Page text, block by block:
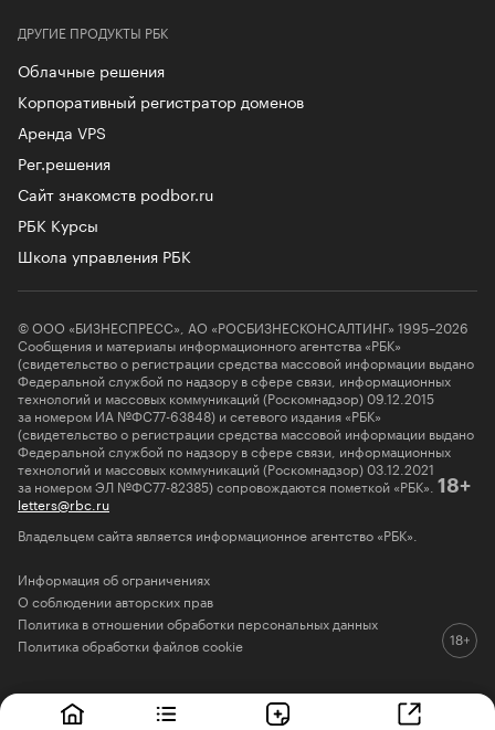
ДРУГИЕ ПРОДУКТЫ РБК
Облачные решения
Корпоративный регистратор доменов
Аренда VPS
Рег.решения
Сайт знакомств podbor.ru
РБК Курсы
Школа управления РБК
© ООО «БИЗНЕСПРЕСС», АО «РОСБИЗНЕСКОНСАЛТИНГ» 1995–2026
Сообщения и материалы информационного агентства «РБК»
(свидетельство о регистрации средства массовой информации выдано
Федеральной службой по надзору в сфере связи, информационных
технологий и массовых коммуникаций (Роскомнадзор) 09.12.2015
за номером ИА №ФС77-63848) и сетевого издания «РБК»
(свидетельство о регистрации средства массовой информации выдано
Федеральной службой по надзору в сфере связи, информационных
технологий и массовых коммуникаций (Роскомнадзор) 03.12.2021
за номером ЭЛ №ФС77-82385) сопровождаются пометкой «РБК». 18+
letters@rbc.ru
Владельцем сайта является информационное агентство «РБК».
Информация об ограничениях
О соблюдении авторских прав
Политика в отношении обработки персональных данных
Политика обработки файлов cookie